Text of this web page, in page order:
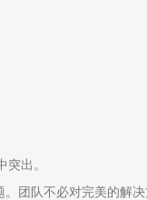
出。
团队不必对完美的解